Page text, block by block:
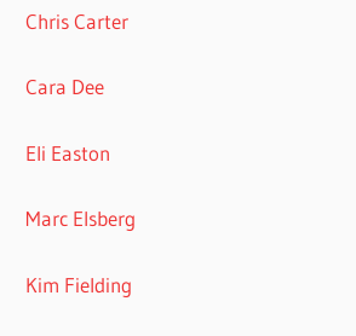
Chris Carter
Cara Dee
Eli Easton
Marc Elsberg
Kim Fielding